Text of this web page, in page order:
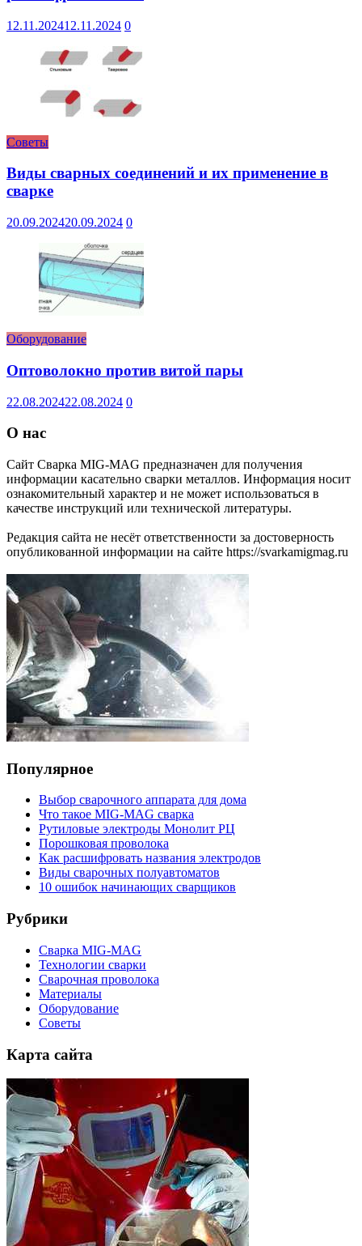
12.11.202412.11.2024 0
Советы
Виды сварных соединений и их применение в
сварке
20.09.202420.09.2024 0
Оборудование
Оптоволокно против витой пары
22.08.202422.08.2024 0
О нас
Сайт Сварка MIG-MAG предназначен для получения
информации касательно сварки металлов. Информация носит
ознакомительный характер и не может использоваться в
качестве инструкций или технической литературы.
Редакция сайта не несёт ответственности за достоверность
опубликованной информации на сайте https://svarkamigmag.ru
Популярное
Выбор сварочного аппарата для дома
Что такое MIG-MAG сварка
Рутиловые электроды Монолит РЦ
Порошковая проволока
Как расшифровать названия электродов
Виды сварочных полуавтоматов
10 ошибок начинающих сварщиков
Рубрики
Сварка MIG-MAG
Технологии сварки
Сварочная проволока
Материалы
Оборудование
Советы
Карта сайта